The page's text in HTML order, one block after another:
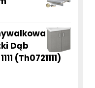
Dąb
(Th0721111)